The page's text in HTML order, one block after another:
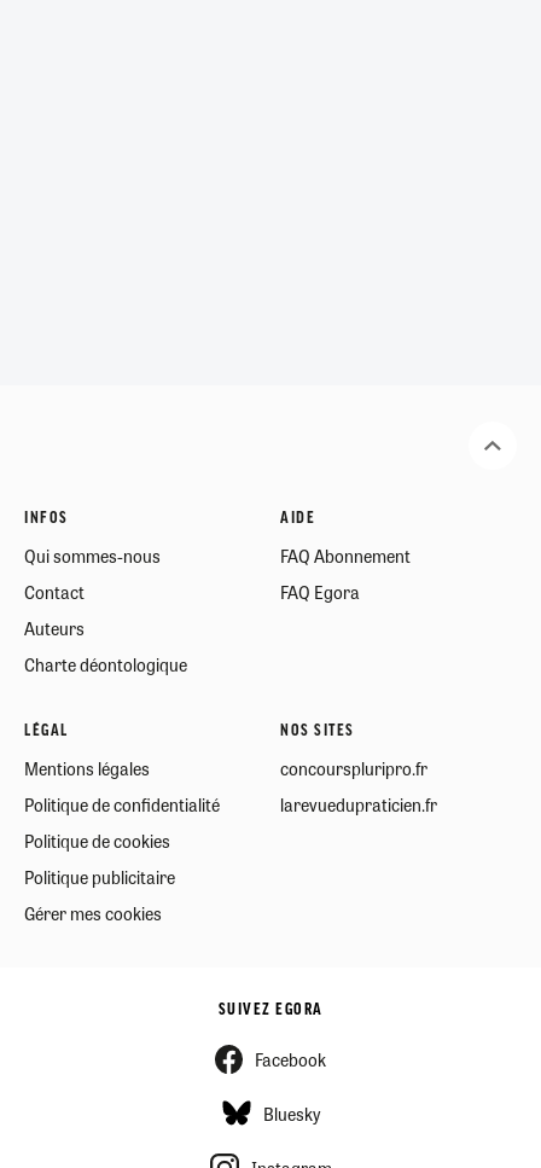
INFOS
Qui sommes-nous
Contact
Auteurs
Charte déontologique
AIDE
FAQ Abonnement
FAQ Egora
LÉGAL
Mentions légales
Politique de confidentialité
Politique de cookies
Politique publicitaire
Gérer mes cookies
NOS SITES
concourspluripro.fr
larevuedupraticien.fr
SUIVEZ EGORA
Facebook
Bluesky